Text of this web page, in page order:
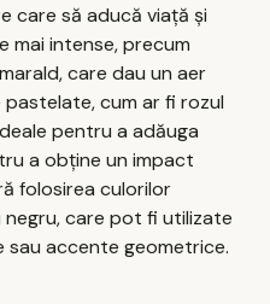
care să aducă viață și
mai intense, precum
care dau un aer
cum ar fi rozul
pentru a adăuga
a obține un impact
folosirea culorilor
care pot fi utilizate
accente geometrice.